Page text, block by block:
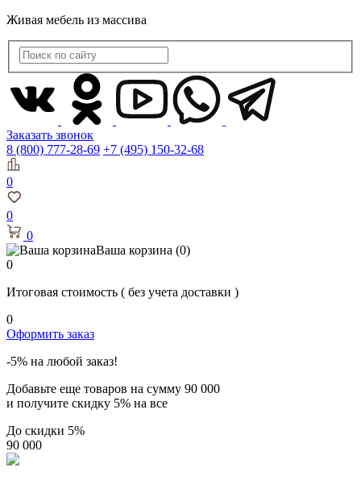
Живая мебель из массива
Заказать звонок
8 (800) 777-28-69 +7 (495) 150-32-68
0
0
0
Ваша корзина (0)
0
Итоговая стоимость ( без учета доставки )
0
Оформить заказ
-5% на любой заказ!
Добавьте еще товаров на сумму 90 000
и получите скидку 5% на все
До скидки 5%
90 000